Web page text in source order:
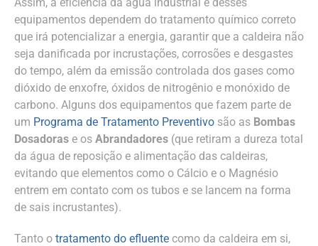
equipamentos dependem do tratamento químico correto
que irá potencializar a energia, garantir que a caldeira não
seja danificada por incrustações, corrosões e desgastes
do tempo, além da emissão controlada dos gases como
dióxido de enxofre, óxidos de nitrogênio e monóxido de
carbono. Alguns dos equipamentos que fazem parte de
um Programa de Tratamento Preventivo são as Bombas
Dosadoras e os Abrandadores (que retiram a dureza total
da água de reposição e alimentação das caldeiras,
evitando que elementos como o Cálcio e o Magnésio
entrem em contato com os tubos e se lancem na forma
de sais incrustantes).
Tanto o tratamento do efluente como da caldeira em si,